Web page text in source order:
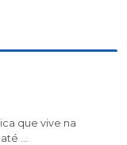
que vive na
...